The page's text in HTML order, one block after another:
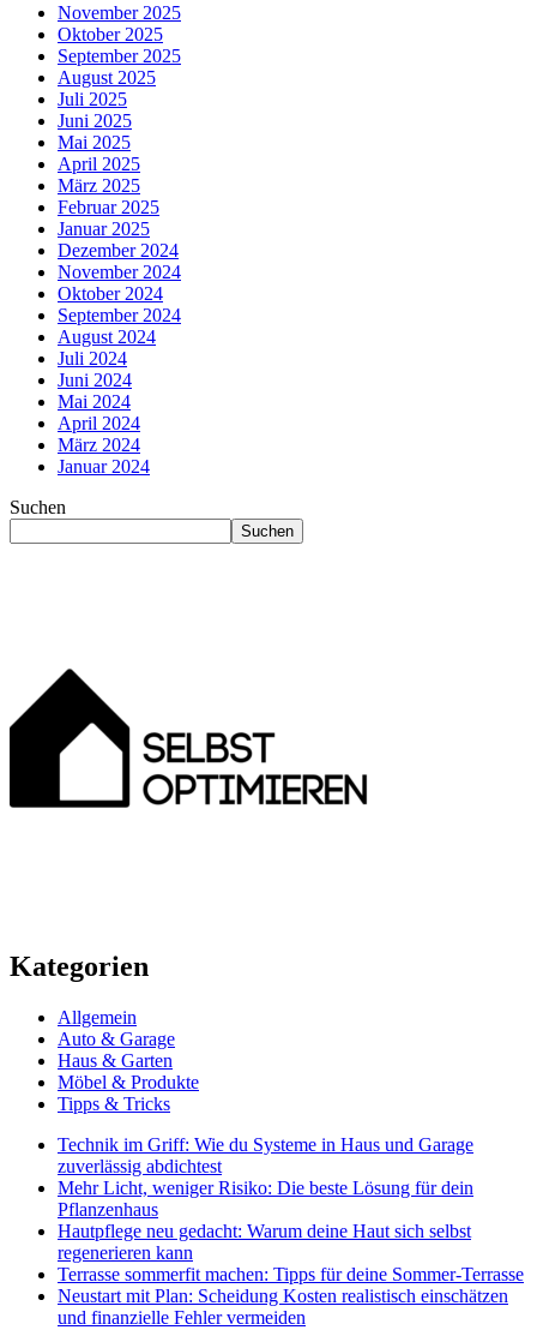
November 2025
Oktober 2025
September 2025
August 2025
Juli 2025
Juni 2025
Mai 2025
April 2025
März 2025
Februar 2025
Januar 2025
Dezember 2024
November 2024
Oktober 2024
September 2024
August 2024
Juli 2024
Juni 2024
Mai 2024
April 2024
März 2024
Januar 2024
Suchen
Suchen
Kategorien
Allgemein
Auto & Garage
Haus & Garten
Möbel & Produkte
Tipps & Tricks
Technik im Griff: Wie du Systeme in Haus und Garage
zuverlässig abdichtest
Mehr Licht, weniger Risiko: Die beste Lösung für dein
Pflanzenhaus
Hautpflege neu gedacht: Warum deine Haut sich selbst
regenerieren kann
Terrasse sommerfit machen: Tipps für deine Sommer-Terrasse
Neustart mit Plan: Scheidung Kosten realistisch einschätzen
und finanzielle Fehler vermeiden